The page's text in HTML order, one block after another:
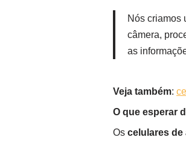
Nós criamos
câmera,
as
Veja também:
O que esperar
Os celulares de